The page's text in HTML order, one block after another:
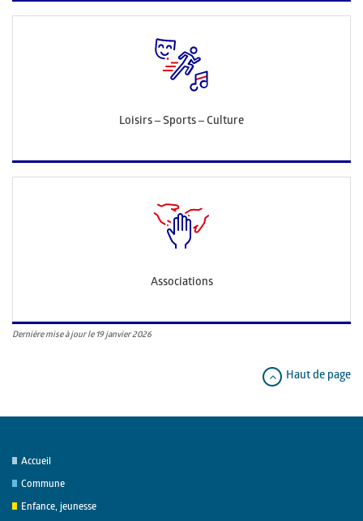
Loisirs – Sports – Culture
Associations
Dernière mise à jour le 19 janvier 2026
Haut de page
Accueil
Commune
Enfance, jeunesse